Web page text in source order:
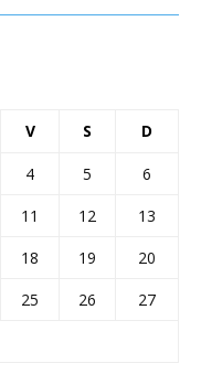
V S D
4 5
6
11 12
13
18 19
20
25 26
27